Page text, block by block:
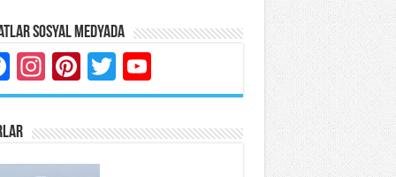
Sosyal Medyada
Facebook
Instagram
Pinterest
Twitter